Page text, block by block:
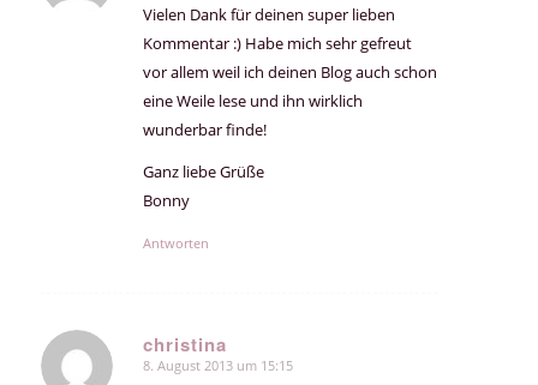
Vielen Dank für deinen super lieben
Kommentar :) Habe mich sehr gefreut
vor allem weil ich deinen Blog auch schon
eine Weile lese und ihn wirklich
wunderbar finde!
Ganz liebe Grüße
Bonny
Antworten
christina
sagte:
8. August 2013 um 15:15